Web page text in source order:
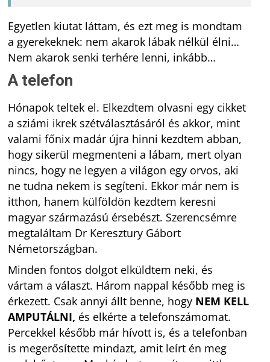
Egyetlen kiutat láttam, és ezt meg is mondtam
a gyerekeknek: nem akarok lábak nélkül élni…
Nem akarok senki terhére lenni, inkább…
A telefon
Hónapok teltek el. Elkezdtem olvasni egy cikket
a sziámi ikrek szétválasztásáról és akkor, mint
valami főnix madár újra hinni kezdtem abban,
hogy sikerül megmenteni a lábam, mert olyan
nincs, hogy ne legyen a világon egy orvos, aki
ne tudna nekem is segíteni. Ekkor már nem is
itthon, hanem külföldön kezdtem keresni
magyar származású érsebészt. Szerencsémre
megtaláltam Dr Keresztury Gábort
Németországban.
Minden fontos dolgot elküldtem neki, és
vártam a választ. Három nappal később meg is
érkezett. Csak annyi állt benne, hogy NEM KELL
AMPUTÁLNI, és elkérte a telefonszámomat.
Percekkel később már hívott is, és a telefonban
is megerősítette mindazt, amit leírt én meg